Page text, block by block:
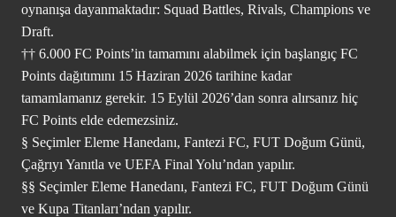
oynanışa dayanmaktadır: Squad Battles, Rivals, Champions ve
Draft.
†† 6.000 FC Points’in tamamını alabilmek için başlangıç FC
Points dağıtımını 15 Haziran 2026 tarihine kadar
tamamlamanız gerekir. 15 Eylül 2026’dan sonra alırsanız hiç
FC Points elde edemezsiniz.
§ Seçimler Eleme Hanedanı, Fantezi FC, FUT Doğum Günü,
Çağrıyı Yanıtla ve UEFA Final Yolu’ndan yapılır.
§§ Seçimler Eleme Hanedanı, Fantezi FC, FUT Doğum Günü
ve Kupa Titanları’ndan yapılır.